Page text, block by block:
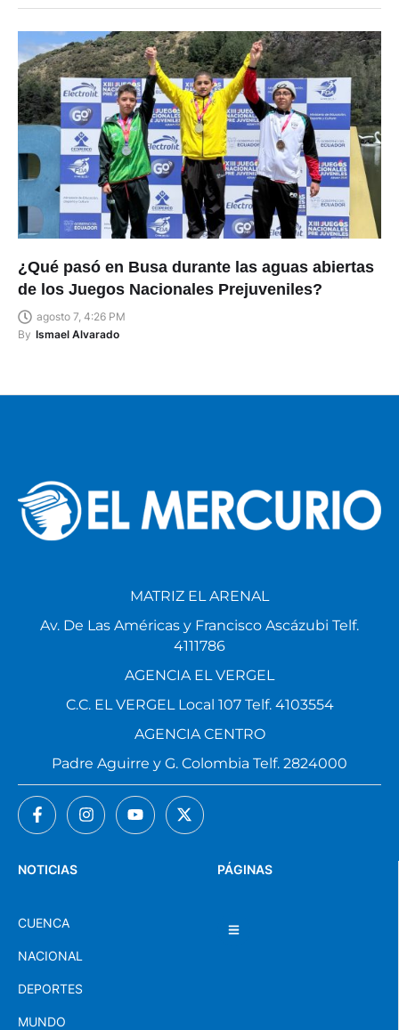
¿Qué pasó en Busa durante las aguas abiertas
de los Juegos Nacionales Prejuveniles?
agosto 7, 4:26 PM
By
Ismael Alvarado
NACIONAL
DEPORTES
MUNDO
Av. De Las Américas y Francisco Ascázubi Telf.
4111786
AGENCIA EL VERGEL
C.C. EL VERGEL Local 107 Telf. 4103554
AGENCIA CENTRO
Padre Aguirre y G. Colombia Telf. 2824000